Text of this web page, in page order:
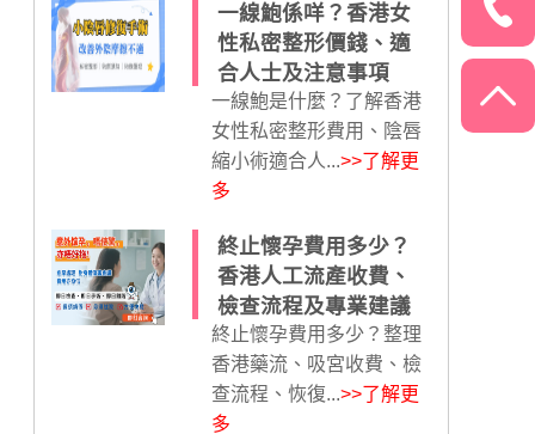
一線鮑係咩？香港女
性私密整形價錢、適
合人士及注意事項
一線鮑是什麼？了解香港
女性私密整形費用、陰唇
縮小術適合人...>>了解更
多
終止懷孕費用多少？
香港人工流產收費、
檢查流程及專業建議
終止懷孕費用多少？整理
香港藥流、吸宮收費、檢
查流程、恢復...>>了解更
多